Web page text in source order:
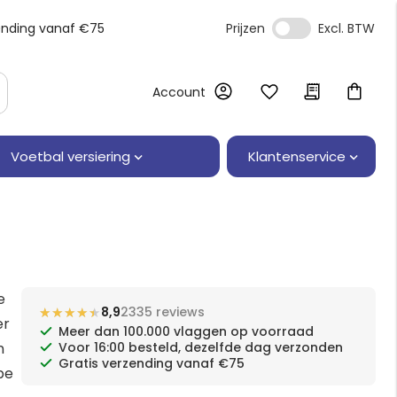
vanaf €75 Prijzen
Account
Voetbal versiering Klantenservice
★★★★★
★★★★★8,92335 reviews
Meer dan 100.000 vlaggen op voorraad
Voor 16:00 besteld, dezelfde dag verzonden
Gratis verzending vanaf €75